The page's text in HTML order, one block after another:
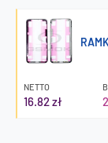
NETTO
16.82 zł